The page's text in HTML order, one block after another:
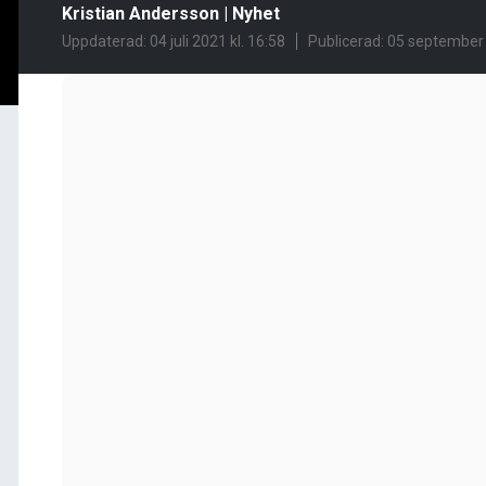
Kristian Andersson | Nyhet
Uppdaterad: 04 juli 2021 kl. 16:58 Publicerad: 05 september